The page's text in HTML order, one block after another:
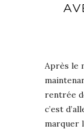
Après le
rentrée
c’est
marquer